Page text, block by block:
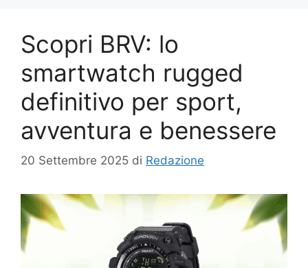
Scopri BRV: lo
smartwatch rugged
definitivo per sport,
avventura e benessere
20 Settembre 2025 di Redazione